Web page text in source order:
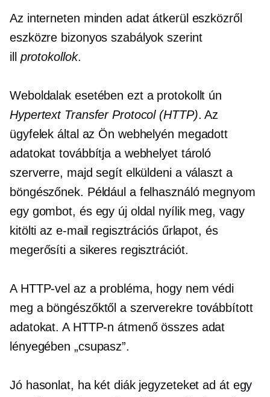
Az interneten minden adat átkerül eszközről
eszközre bizonyos szabályok szerint
ill protokollok.
Weboldalak esetében ezt a protokollt ún
Hypertext Transfer Protocol (HTTP). Az
ügyfelek által az Ön webhelyén megadott
adatokat továbbítja a webhelyet tároló
szerverre, majd segít elküldeni a választ a
böngészőnek. Például a felhasználó megnyom
egy gombot, és egy új oldal nyílik meg, vagy
kitölti az e-mail regisztrációs űrlapot, és
megerősíti a sikeres regisztrációt.
A HTTP-vel az a probléma, hogy nem védi
meg a böngészőktől a szerverekre továbbított
adatokat. A HTTP-n átmenő összes adat
lényegében „csupasz”.
Jó hasonlat, ha két diák jegyzeteket ad át egy